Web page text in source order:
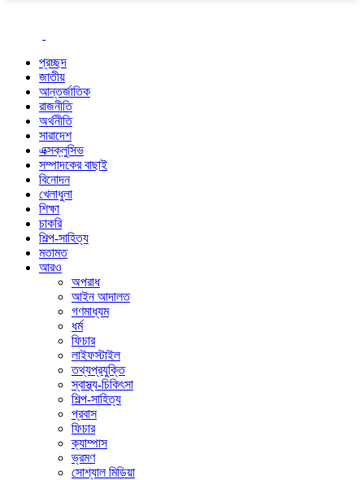
প্রচ্ছদ
জাতীয়
আন্তর্জাতিক
রাজনীতি
অর্থনীতি
সারাদেশ
এক্সক্লুসিভ
সম্পাদকের বাছাই
বিনোদন
খেলাধুলা
শিক্ষা
চাকরি
শিল্প-সাহিত্য
মতামত
আরও
অপরাধ
আইন আদালত
গণমাধ্যম
ধর্ম
ফিচার
লাইফস্টাইল
তথ্যপ্রযুক্তি
স্বাস্থ্য-চিকিৎসা
শিল্প-সাহিত্য
প্রবাস
ফিচার
ক্যাম্পাস
ভ্রমণ
সোশ্যাল মিডিয়া